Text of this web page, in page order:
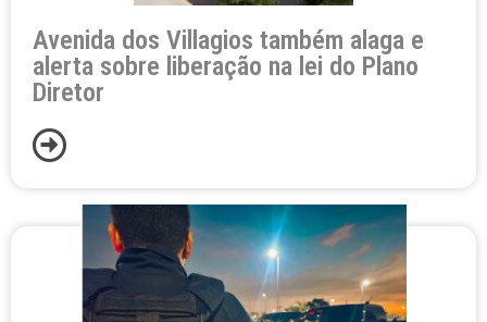
Avenida dos Villagios também alaga e
alerta sobre liberação na lei do Plano
Diretor